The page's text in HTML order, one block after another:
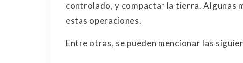
controlado, y compactar la tierra. Algunas
estas operaciones.
Entre otras, se pueden mencionar las